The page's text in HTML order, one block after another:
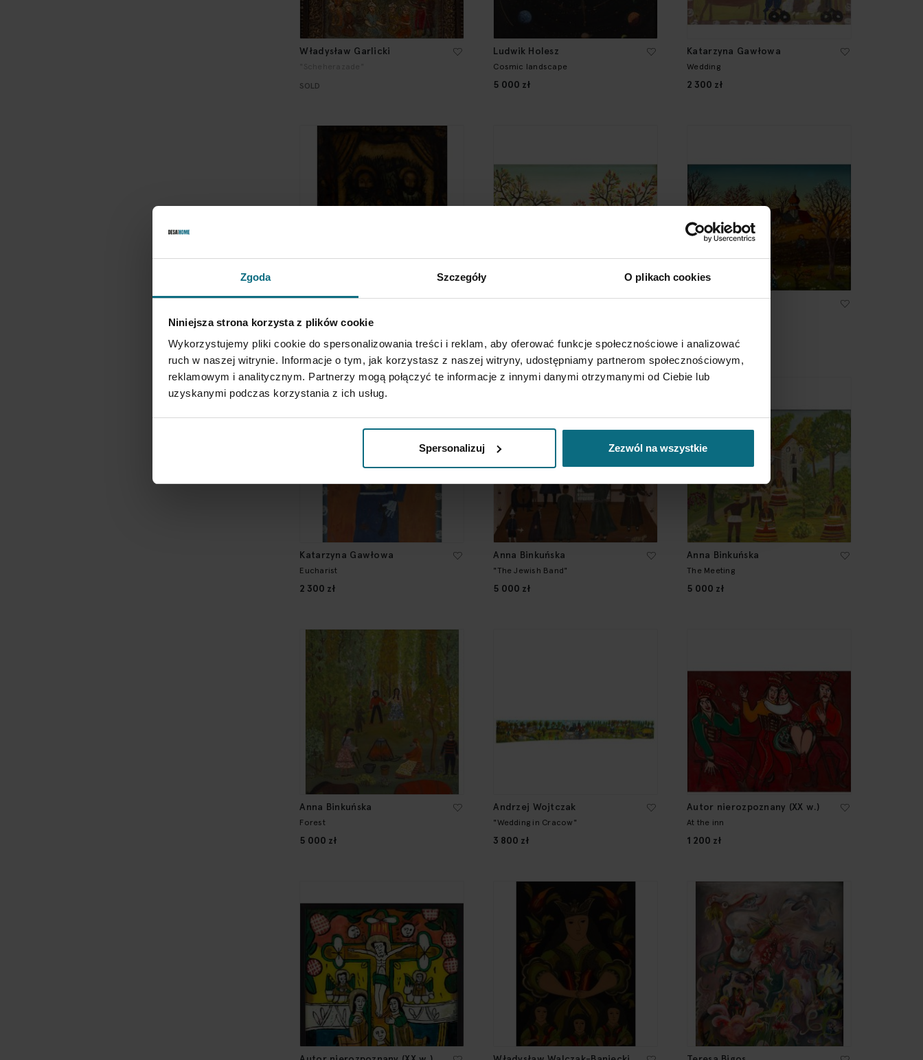
Zgoda Szczegóły O plikach cookies
Niniejsza strona korzysta z plików cookie
Wykorzystujemy pliki cookie do spersonalizowania treści i reklam, aby oferować funkcje społecznościowe i analizować
ruch w naszej witrynie. Informacje o tym, jak korzystasz z naszej witryny, udostępniamy partnerom społecznościowym,
reklamowym i analitycznym. Partnerzy mogą połączyć te informacje z innymi danymi otrzymanymi od Ciebie lub
uzyskanymi podczas korzystania z ich usług.
Spersonalizuj Zezwól na wszystkie
Władysław Garlicki
SOLD
Ludwik Holesz
Cosmic landscape
5 000 zł
Katarzyna Gawłowa
Wedding
2 300 zł
of the 20th Century
Katarzyna Gawłowa
Eucharist
2 300 zł
Anna Binkuńska
"The Jewish Band"
5 000 zł
Anna Binkuńska
The Meeting
5 000 zł
Anna Binkuńska
Forest
5 000 zł
Andrzej Wojtczak
"Wedding in Cracow"
3 800 zł
Autor nierozpoznany (XX w.)
At the inn
1 200 zł